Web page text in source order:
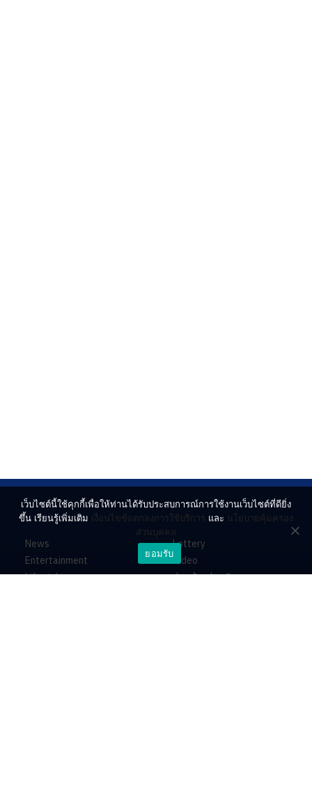
News
Entertainment
Lifestyle
Lottery
Video
ร่วมด้วยช่วยกัน
เว็บไซต์นี้ใช้คุกกี้เพื่อให้ท่านได้รับประสบการณ์การใช้งานเว็บไซต์ที่ดียิ่ง
ขึ้น เรียนรู้เพิ่มเติม เงื่อนไขข้อตกลงการใช้บริการ และ นโยบายคุ้มครอง
ส่วนบุคคล
ยอมรับ